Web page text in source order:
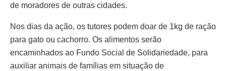
de moradores de outras cidades.
Nos dias da ação, os tutores podem doar de 1kg de ração
para gato ou cachorro. Os alimentos serão
encaminhados ao Fundo Social de Solidariedade, para
auxiliar animais de famílias em situação de